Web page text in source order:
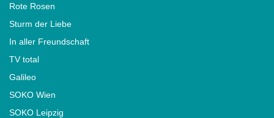
Rote Rosen
Sturm der Liebe
In aller Freundschaft
TV total
Galileo
SOKO Wien
SOKO Leipzig